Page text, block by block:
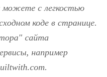
можете с легкостью
коде в странице.
сайта
например